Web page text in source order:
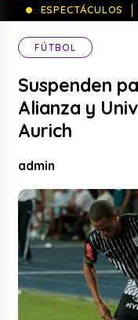
ESPECTÁCULOS
FÚTBOL
Suspenden
Alianza y
Aurich
admin